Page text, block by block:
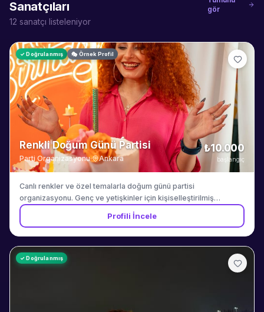
Sanatçıları
12 sanatçı listeleniyor
gör
✓ Doğrulanmış 🎭 Örnek Profil
Renkli Doğum Günü Partisi
Parti Organizasyonu· Ankara
₺10.000
başlangıç
Canlı renkler ve özel temalarla doğum günü partisi
organizasyonu. Genç ve yetişkinler için kişiselleştirilmiş
kutlamalar.
Profili İncele
✓ Doğrulanmış